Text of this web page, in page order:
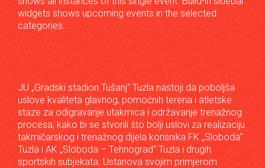
widgets shows upcoming events in the selected
categories.
JU „Gradski stadion Tušanj“ Tuzla nastoji da poboljša
uslove kvaliteta glavnog, pomoćnih terena i atletske
staze za odigravanje utakmica i održavanje trenažnog
procesa, kako bi se stvorili što bolji uslovi za realizaciju
takmičarskog i trenažnog dijela korisnika FK „Sloboda“
Tuzla i AK „Sloboda – Tehnograd“ Tuzla i drugih
sportskih subjekata. Ustanova svojim primjerom